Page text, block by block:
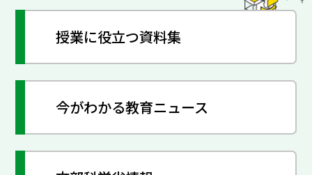
授業に役立つ資料集
今がわかる教育ニュース